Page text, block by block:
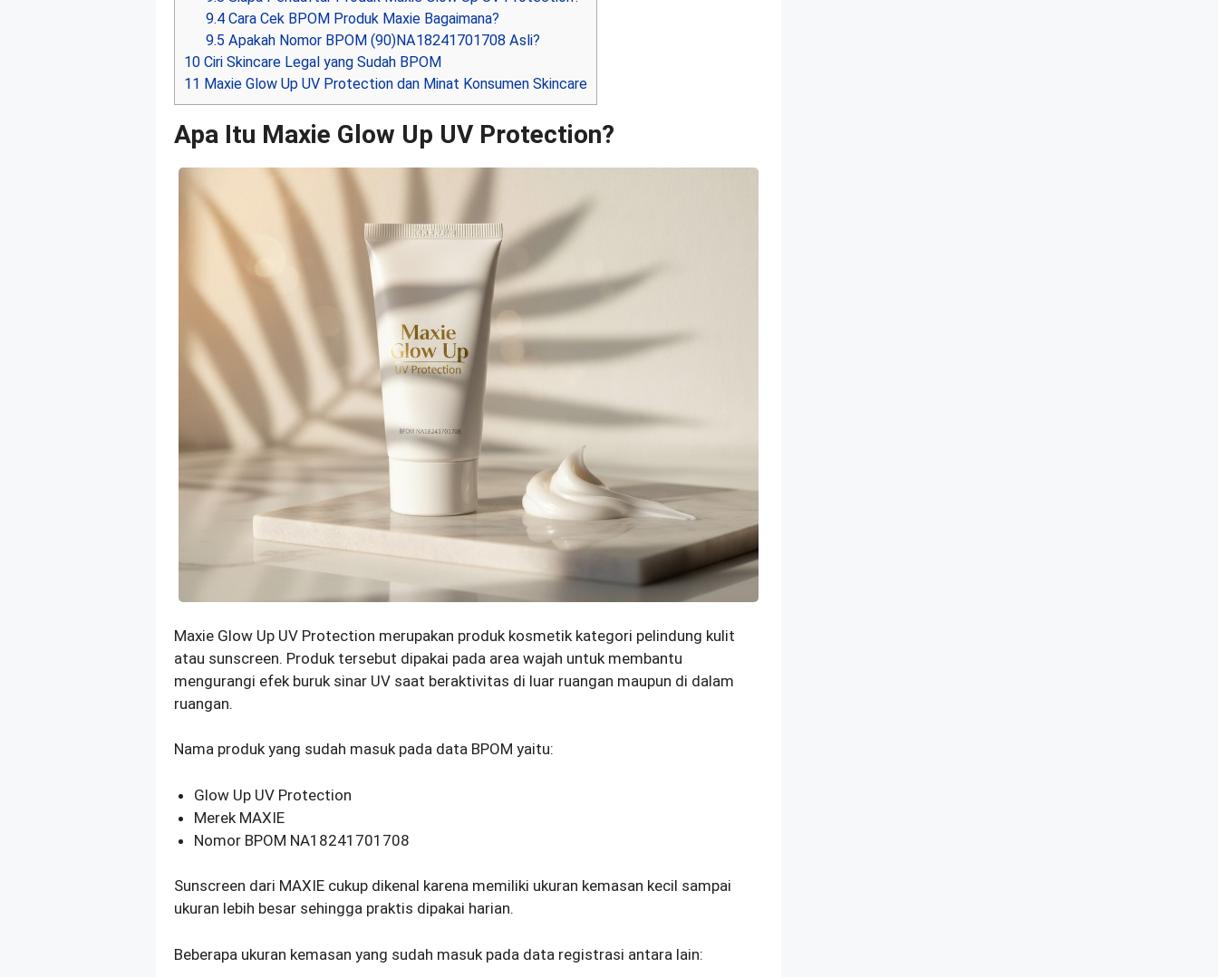
9.4 Cara Cek BPOM Produk Maxie Bagaimana?
9.5 Apakah Nomor BPOM (90)NA18241701708 Asli?
10 Ciri Skincare Legal yang Sudah BPOM
11 Maxie Glow Up UV Protection dan Minat Konsumen Skincare
Apa Itu Maxie Glow Up UV Protection?
Maxie Glow Up UV Protection merupakan produk kosmetik kategori pelindung kulit
atau sunscreen. Produk tersebut dipakai pada area wajah untuk membantu
mengurangi efek buruk sinar UV saat beraktivitas di luar ruangan maupun di dalam
ruangan.
Nama produk yang sudah masuk pada data BPOM yaitu:
Glow Up UV Protection
Merek MAXIE
Nomor BPOM NA18241701708
Sunscreen dari MAXIE cukup dikenal karena memiliki ukuran kemasan kecil sampai
ukuran lebih besar sehingga praktis dipakai harian.
Beberapa ukuran kemasan yang sudah masuk pada data registrasi antara lain: